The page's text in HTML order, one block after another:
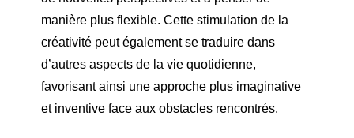
manière plus flexible. Cette stimulation de la
créativité peut également se traduire dans
d’autres aspects de la vie quotidienne,
favorisant ainsi une approche plus imaginative
et inventive face aux obstacles rencontrés.